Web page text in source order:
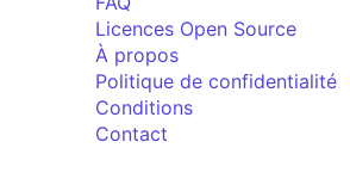
Licences Open Source
À propos
Politique de confidentialité
Conditions
Contact